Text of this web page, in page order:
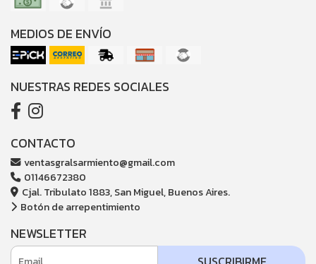
MEDIOS DE ENVÍO
NUESTRAS REDES SOCIALES
CONTACTO
ventasgralsarmiento@gmail.com
01146672380
Cjal. Tribulato 1883, San Miguel, Buenos Aires.
Botón de arrepentimiento
NEWSLETTER